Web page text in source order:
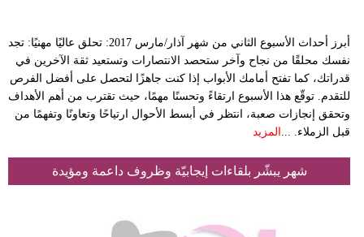
أبرز أحداث الأسبوع الثاني من شهر آذار/مارس 2017: تحلق عاليًا مهنيًا: تجد
نفسك محلقًا من نجاح وآخر ستحصد الانتصارات وتستعيد ثقة الآخرين في
قدراتك، كما تفتح أمامك الأبواب إذا كنت جاهزًا لتحصل على أفضل الفرص
للتقدم. توقّع هذا الأسبوع ارتقاءً وتحسنًا مهمًا، حيث تقترب من أهم الأهداف
وتحقق إنجازات صعبة، انتظر في أبسط الأحوال ارتياحًا وتعاونًا وتفهمًا من
قبل الزملاء. ... المزيد
شهر يبشّر بلقاءات إيجابيّة وظروف داعمة ومؤيدة